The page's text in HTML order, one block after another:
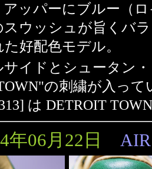
アッパーにブルー（
スウッシュが旨くバ
た好配色モデル。
サイドとシュータン
の刺繍が入っ
は DETROIT
年06月22日